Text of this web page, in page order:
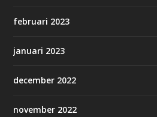
februari 2023
januari 2023
december 2022
november 2022